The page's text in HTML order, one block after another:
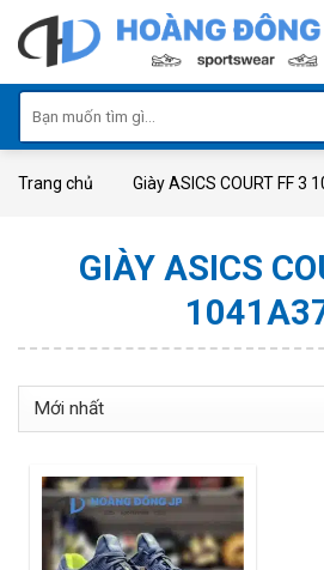
content
kiếm:
Trang chủ Giày ASICS COURT FF 3
GIÀY ASICS